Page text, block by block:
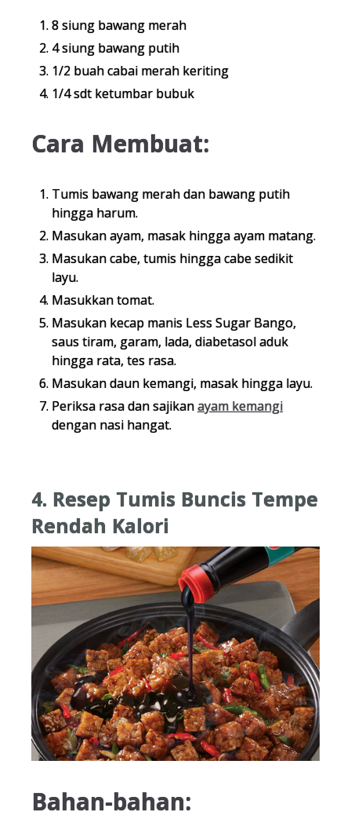
8 siung bawang merah
4 siung bawang putih
1/2 buah cabai merah keriting
1/4 sdt ketumbar bubuk
Cara Membuat:
Tumis bawang merah dan bawang putih
hingga harum.
Masukan ayam, masak hingga ayam matang.
Masukan cabe, tumis hingga cabe sedikit
layu.
Masukkan tomat.
Masukan kecap manis Less Sugar Bango,
saus tiram, garam, lada, diabetasol aduk
hingga rata, tes rasa.
Masukan daun kemangi, masak hingga layu.
Periksa rasa dan sajikanayam kemangi
dengan nasi hangat.
4. Resep Tumis Buncis Tempe
Rendah Kalori
Bahan-bahan: